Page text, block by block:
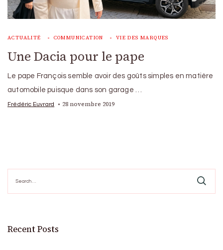
ACTUALITÉ COMMUNICATION VIE DES MARQUES
Une Dacia pour le pape
Le pape François semble avoir des goûts simples en matière
automobile puisque dans son garage …
Frédéric Euvrard 28 novembre 2019
for:
Recent Posts